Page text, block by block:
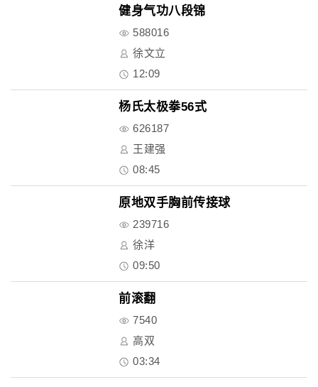
健身气功八段锦
588016
徐文立
12:09
杨氏太极拳56式
626187
王建强
08:45
原地双手胸前传接球
239716
徐洋
09:50
前滚翻
7540
高双
03:34